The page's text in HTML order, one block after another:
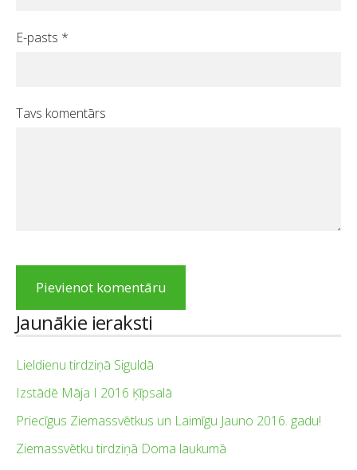
Jaunākie ieraksti
Lieldienu tirdziņā Siguldā
Izstādē Māja I 2016 Ķīpsalā
Priecīgus Ziemassvētkus un Laimīgu Jauno 2016. gadu!
Ziemassvētku tirdziņā Doma laukumā
E-pasts *
Tavs komentārs